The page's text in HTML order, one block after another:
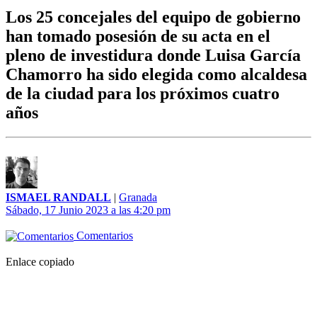
Los 25 concejales del equipo de gobierno
han tomado posesión de su acta en el
pleno de investidura donde Luisa García
Chamorro ha sido elegida como alcaldesa
de la ciudad para los próximos cuatro
años
ISMAEL RANDALL | Granada
Sábado, 17 Junio 2023 a las 4:20 pm
Comentarios
Enlace copiado